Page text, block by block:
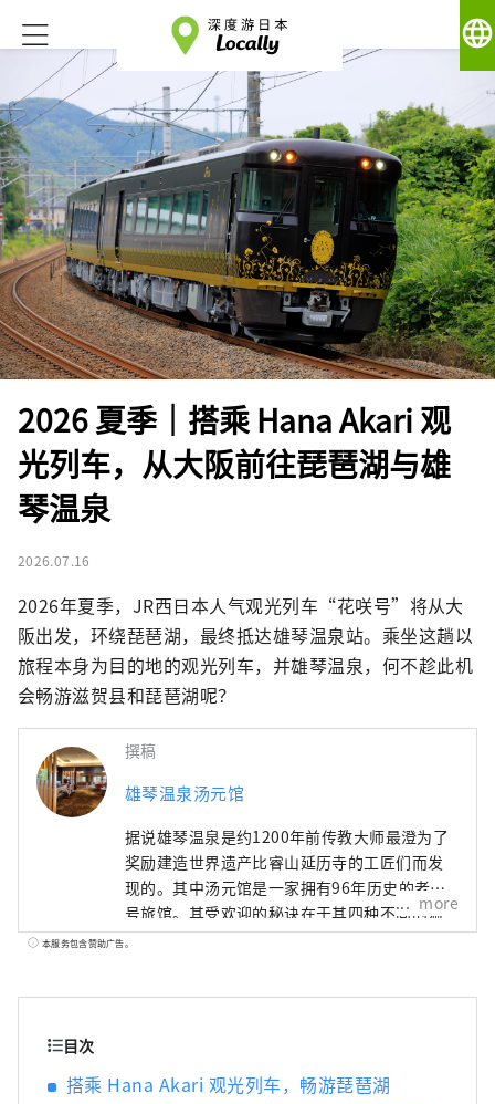
language
2026 夏季｜搭乘 Hana Akari 观
光列车，从大阪前往琵琶湖与雄
琴温泉
2026.07.16
2026年夏季，JR西日本人气观光列车“花咲号”将从大
阪出发，环绕琵琶湖，最终抵达雄琴温泉站。乘坐这趟以
旅程本身为目的地的观光列车，并雄琴温泉，何不趁此机
会畅游滋贺县和琵琶湖呢？
撰稿
雄琴温泉汤元馆
据说雄琴温泉是约1200年前传教大师最澄为了
奖励建造世界遗产比睿山延历寺的工匠们而发
现的。其中汤元馆是一家拥有96年历史的老字
号旅馆。其受欢迎的秘诀在于其四种不同的温
泉，包括位于 11 楼可以俯瞰琵琶湖的露天浴池
让您可以感受到大自然的温暖和日本文化。
more
本服务包含赞助广告。
目次
搭乘 Hana Akari 观光列车，畅游琵琶湖